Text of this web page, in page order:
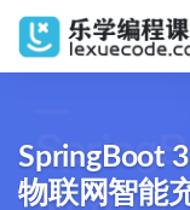
SpringBoot
物联网智能